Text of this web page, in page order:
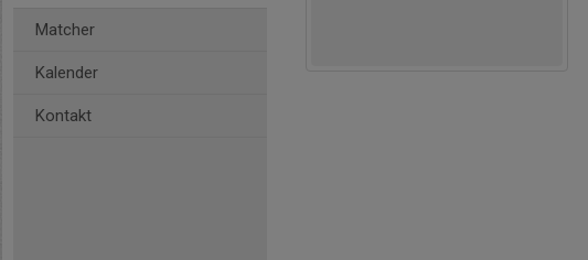
Matcher
Kalender
Kontakt